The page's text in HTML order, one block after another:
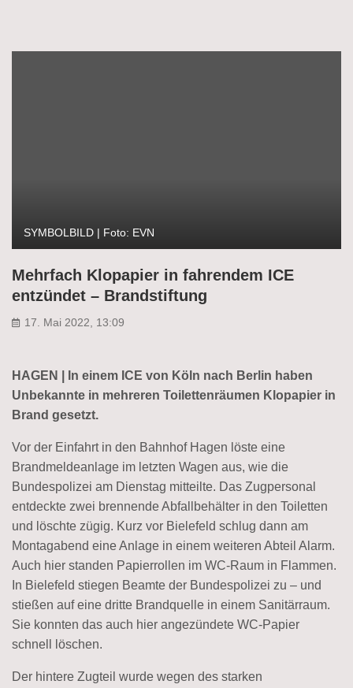
SYMBOLBILD | Foto: EVN
Mehrfach Klopapier in fahrendem ICE
entzündet – Brandstiftung
17. Mai 2022, 13:09
HAGEN | In einem ICE von Köln nach Berlin haben
Unbekannte in mehreren Toilettenräumen Klopapier in
Brand gesetzt.
Vor der Einfahrt in den Bahnhof Hagen löste eine
Brandmeldeanlage im letzten Wagen aus, wie die
Bundespolizei am Dienstag mitteilte. Das Zugpersonal
entdeckte zwei brennende Abfallbehälter in den Toiletten
und löschte zügig. Kurz vor Bielefeld schlug dann am
Montagabend eine Anlage in einem weiteren Abteil Alarm.
Auch hier standen Papierrollen im WC-Raum in Flammen.
In Bielefeld stiegen Beamte der Bundespolizei zu – und
stießen auf eine dritte Brandquelle in einem Sanitärraum.
Sie konnten das auch hier angezündete WC-Papier
schnell löschen.
Der hintere Zugteil wurde wegen des starken